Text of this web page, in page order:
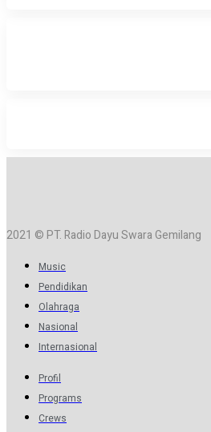
2021 © PT. Radio Dayu Swara Gemilang
Music
Pendidikan
Olahraga
Nasional
Internasional
Profil
Programs
Crews